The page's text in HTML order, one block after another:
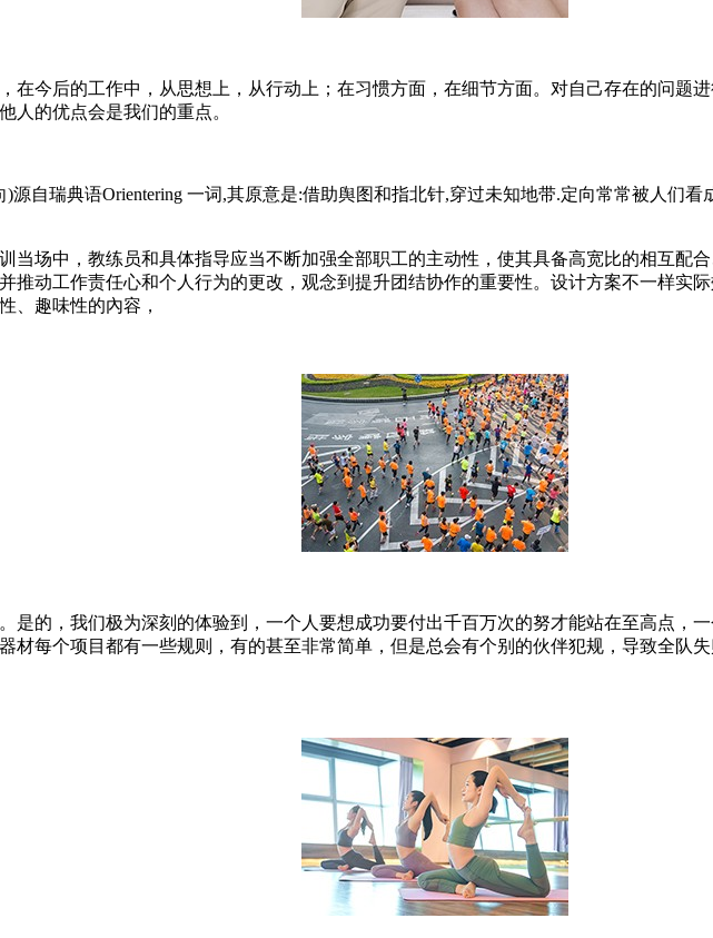
在今后的工作中，从思想上，从行动上；在习惯方面，在细节方面。对自己存在的问题
人的优点会是我们的重点。
)源自瑞典语Orientering 一词,其原意是:借助舆图和指北针,穿过未知地带.定向常常被人们
当场中，教练员和具体指导应当不断加强全部职工的主动性，使其具备高宽比的相互配
推动工作责任心和个人行为的更改，观念到提升团结协作的重要性。设计方案不一样实
、趣味性的內容，
是的，我们极为深刻的体验到，一个人要想成功要付出千百万次的努才能站在至高点，
材每个项目都有一些规则，有的甚至非常简单，但是总会有个别的伙伴犯规，导致全队